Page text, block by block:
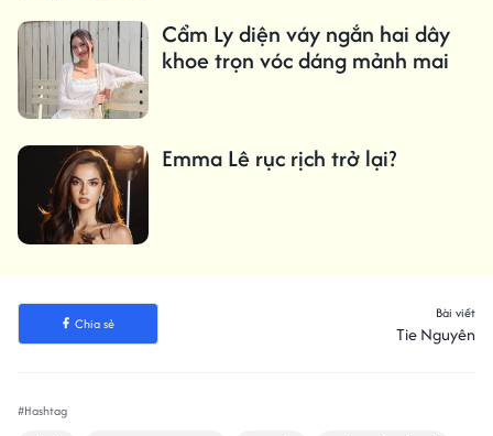
Cẩm Ly diện váy ngắn hai dây
khoe trọn vóc dáng mảnh mai
Emma Lê rục rịch trở lại?
Chia sẻ
Bài viết
Tie Nguyên
#Hashtag